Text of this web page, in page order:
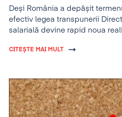
Deși România a depășit
efectiv legea transpunerii
salarială devine rapid noua
CITEȘTE MAI MULT